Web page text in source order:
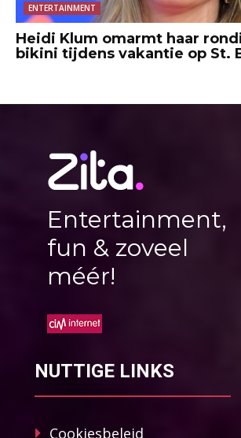
ENTERTAINMENT
Heidi Klum omarmt haar
bikini tijdens vakantie op St.
Entertainment,
fun & zoveel
méér!
NUTTIGE LINKS
Cookiesbeleid